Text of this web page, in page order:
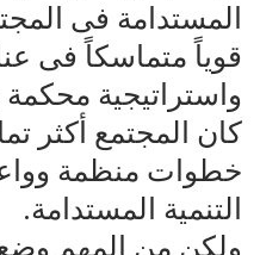
المستدامة فى
قوياً متماسكاً فى
واستراتيجية
كان المجتمع أكثر
خطوات منظمة
التنمية المستدامة.
ولكن من المهم وضع